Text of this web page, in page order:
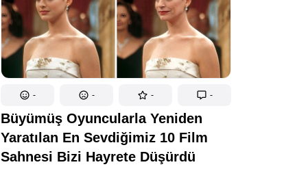
- - - -
Büyümüş Oyuncularla Yeniden
Yaratılan En Sevdiğimiz 10 Film
Sahnesi Bizi Hayrete Düşürdü